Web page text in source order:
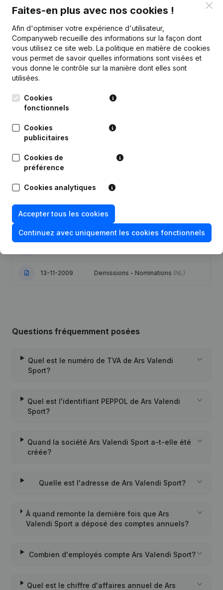
Marge brute 39 096 67 766 €14
Personnel
20-12-2023
Modification Forme Juridique -
Demissions - Nominations(NL)
13-11-2009 Demissions - Nominations (NL)
Questions fréquemment posées
Quel est le numéro de TVA de Ars Valendi
Sport?
Quel est l'identifiant PEPPOL de Ars Valendi
Sport?
Quand la société Ars Valendi Sport a-t-elle été
créée?
Quelle est l'adresse de Ars Valendi Sport?
À quand remonte la dernière fois que Ars
Valendi Sport a déposé des comptes annuels?
Combien d'employés compte Ars Valendi Sport?
Quel est le chiffre d'affaires annuel de Ars
Faites-en plus avec nos cookies !
Afin d'optimiser votre expérience d'utilisateur,
Companyweb recueille des informations sur la façon dont
vous utilisez ce site web. La politique en matière de cookies
vous permet de savoir quelles informations sont visées et
vous donne le contrôle sur la manière dont elles sont
utilisées.
Cookies
fonctionnels
Cookies
publicitaires
Cookies de
préférence
Cookies analytiques
Accepter tous les cookies
Continuez avec uniquement les cookies fonctionnels